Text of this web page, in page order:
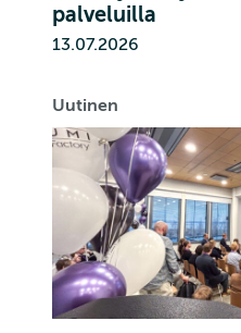
palveluilla
13.07.2026
Uutinen